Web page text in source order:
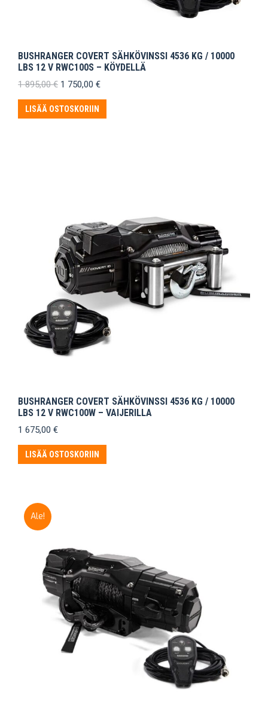
BUSHRANGER COVERT SÄHKÖVINSSI 4536 KG / 10000
LBS 12 V RWC100S – KÖYDELLÄ
1 895,00€ Alkuperäinen
oli:
1
1 750,00 €Nykyinen
1
LISÄÄ OSTOSKORIIN
BUSHRANGER COVERT SÄHKÖVINSSI 4536 KG / 10000
LBS 12 V RWC100W – VAIJERILLA
1 675,00 €
LISÄÄ OSTOSKORIIN
Ale!